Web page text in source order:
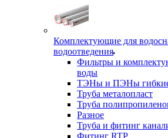
Комплектующие для
водоотведения
Фильтры и
воды
ТЭНы и ПЭНы
Труба металопласт
Труба
Разное
Труба и фитинг
Фитинг RTP